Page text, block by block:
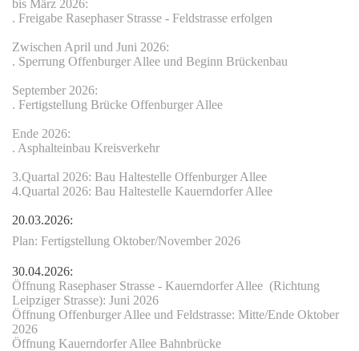
bis März 2026:
. Freigabe Rasephaser Strasse - Feldstrasse erfolgen
Zwischen April und Juni 2026:
. Sperrung Offenburger Allee und Beginn Brückenbau
September 2026:
. Fertigstellung Brücke Offenburger Allee
Ende 2026:
. Asphalteinbau Kreisverkehr
3.Quartal 2026: Bau Haltestelle Offenburger Allee
4.Quartal 2026: Bau Haltestelle Kauerndorfer Allee
20.03.2026:
Plan: Fertigstellung Oktober/November 2026
30.04.2026:
Öffnung Rasephaser Strasse - Kauerndorfer Allee (Richtung
Leipziger Strasse): Juni 2026
Öffnung Offenburger Allee und Feldstrasse: Mitte/Ende Oktober
2026
Öffnung Kauerndorfer Allee Bahnbrücke